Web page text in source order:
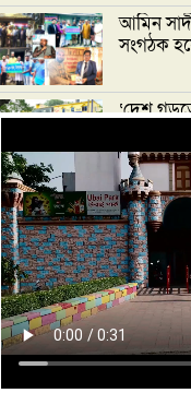
আমিন
সংগঠক
‘দেশ
অনুষ্ঠিত
ইসলামী
শাখায়